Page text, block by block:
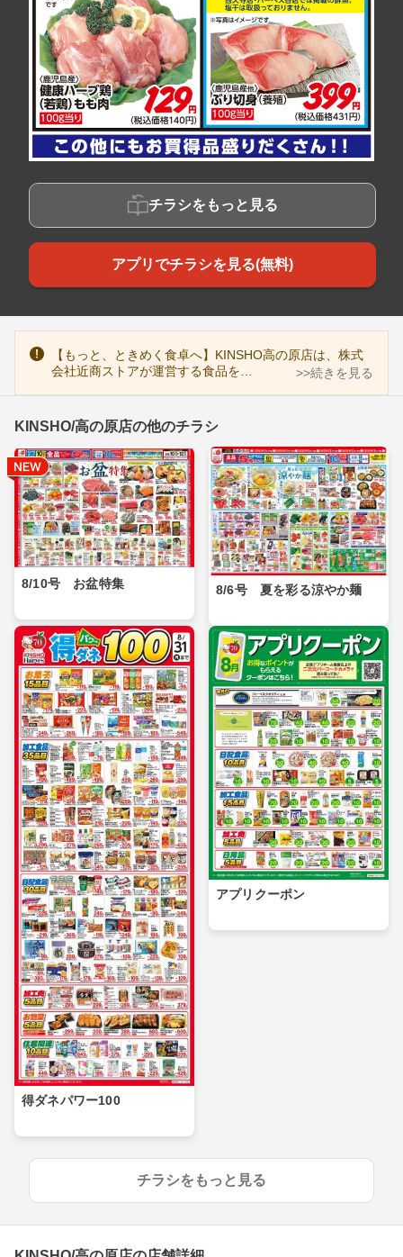
チラシをもっと見る
アプリでチラシを見る(無料)
【もっと、ときめく食卓へ】KINSHO高の原店は、株式
会社近商ストアが運営する食品を…
>>続きを見る
KINSHO/高の原店の他のチラシ
8/10号 お盆特集 8/6号 夏を彩る涼やか麺
得ダネパワー100
アプリクーポン
チラシをもっと見る